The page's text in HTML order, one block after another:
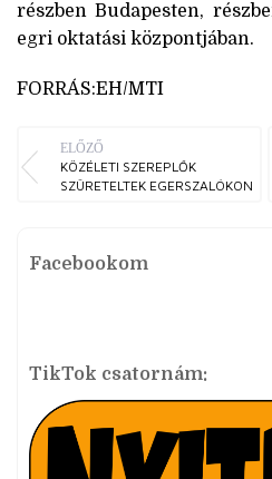
részben Budapesten,
egri oktatási központjában.
FORRÁS:EH/MTI
ELŐZŐ
KÖZÉLETI SZEREPLŐK
SZÜRETELTEK EGERSZALÓKON
Facebookom
TikTok csatornám: